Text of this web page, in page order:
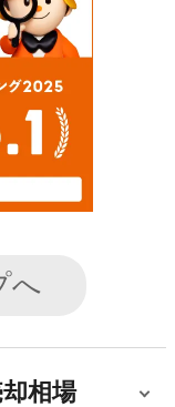
へ
相場